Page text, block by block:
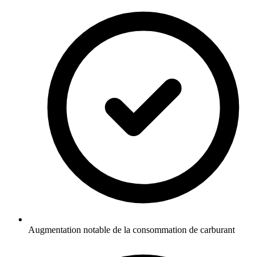
Augmentation notable de la consommation de carburant